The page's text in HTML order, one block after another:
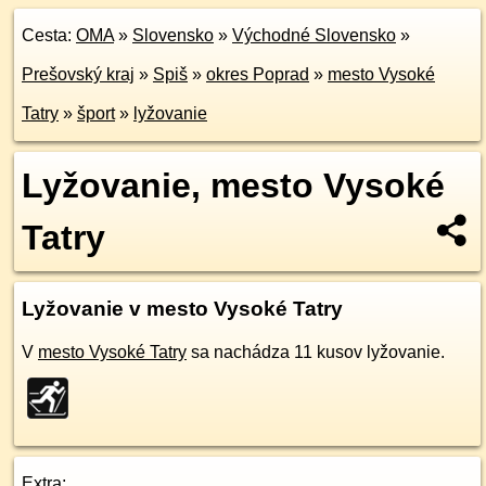
Cesta: OMA» Slovensko » Východné Slovensko »
Prešovský kraj » Spiš » okres Poprad » mesto Vysoké
Tatry » šport» lyžovanie
Lyžovanie, mesto Vysoké
Tatry
Lyžovanie v mesto Vysoké Tatry
V mesto Vysoké Tatry sa nachádza 11 kusov lyžovanie.